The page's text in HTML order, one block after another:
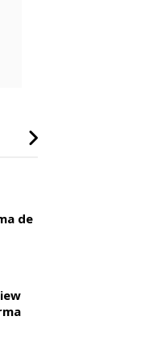
de